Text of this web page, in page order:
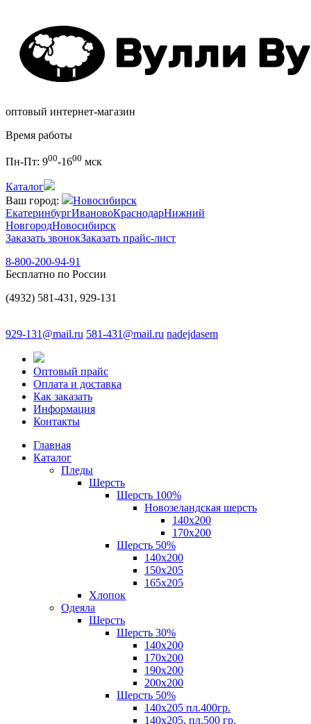
оптовый интернет-магазин
Время работы
Пн-Пт: 900-1600 мск
Каталог
Ваш город:
Новосибирск
ЕкатеринбургИвановоКраснодарНижний
НовгородНовосибирск
Заказать звонокЗаказать прайс-лист
8-800-200-94-91
Бесплатно по России
(4932) 581-431, 929-131
929-131@mail.ru 581-431@mail.ru nadejdasem
Оптовый прайс
Оплата и доставка
Как заказать
Информация
Контакты
Главная
Каталог
Пледы
Шерсть
Шерсть 100%
Новозеландская шерсть
140х200
170x200
Шерсть 50%
140x200
150х205
165х205
Хлопок
Одеяла
Шерсть
Шерсть 30%
140х200
170х200
190х200
200х200
Шерсть 50%
140х205 пл.400гр.
140х205, пл.500 гр.